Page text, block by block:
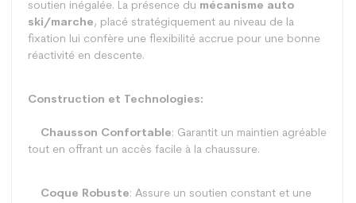
soutien inégalée. La présence du mécanisme auto
ski/marche, placé stratégiquement au niveau de la
fixation lui confère une flexibilité accrue pour une bonne
réactivité en descente.
Construction et Technologies:
Chausson Confortable: Garantit un maintien agréable
tout en offrant un accès facile à la chaussure.
Coque Robuste: Assure un soutien constant et une